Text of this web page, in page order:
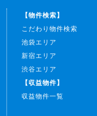
【物件検索】
こだわり物件検索
池袋エリア
新宿エリア
渋谷エリア
【収益物件】
収益物件一覧